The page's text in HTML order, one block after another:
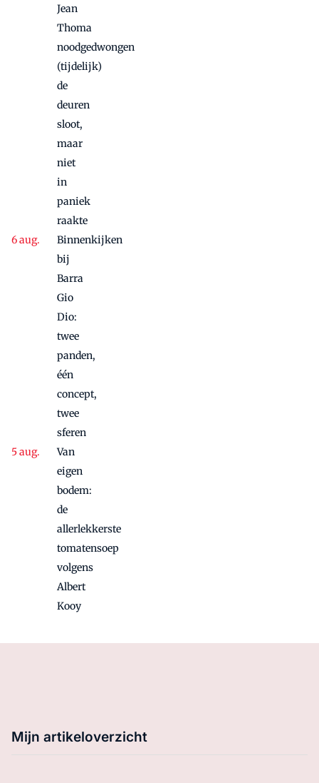
Jean
Thoma
noodgedwongen
(tijdelijk)
de
deuren
sloot,
maar
niet
in
paniek
raakte
Binnenkijken
bij
Barra
Gio
Dio:
twee
panden,
één
concept,
twee
sferen
Van
eigen
bodem:
de
allerlekkerste
tomatensoep
volgens
Albert
Kooy
Mijn artikeloverzicht